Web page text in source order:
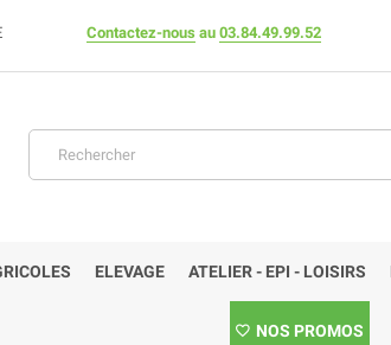
Contactez-nous au 03.84.49.99.52
ELEVAGE ATELIER - EPI - LOISIRS
NOS PROMOS